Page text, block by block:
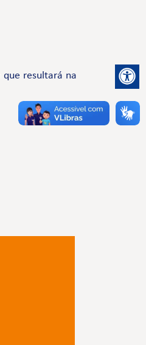
resultará na